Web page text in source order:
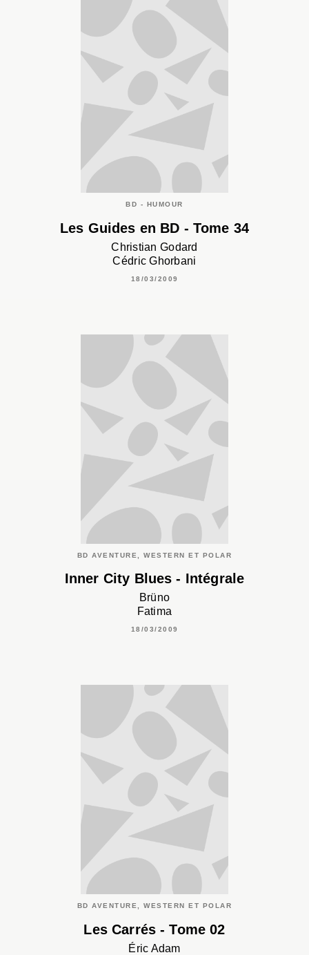
BD - HUMOUR
Les Guides en BD - Tome 34
Christian Godard
Cédric Ghorbani
18/03/2009
BD AVENTURE, WESTERN ET POLAR
Inner City Blues - Intégrale
Brüno
Fatima
18/03/2009
BD AVENTURE, WESTERN ET POLAR
Les Carrés - Tome 02
Éric Adam